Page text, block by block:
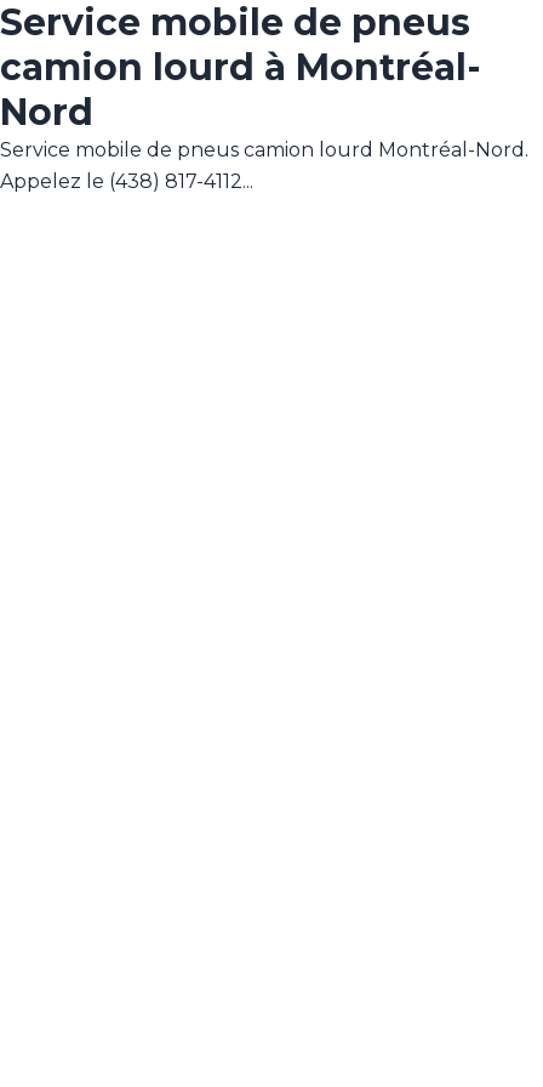
Service mobile de pneus
camion lourd à Montréal-
Nord
Service mobile de pneus camion lourd Montréal-Nord.
Appelez le (438) 817-4112...